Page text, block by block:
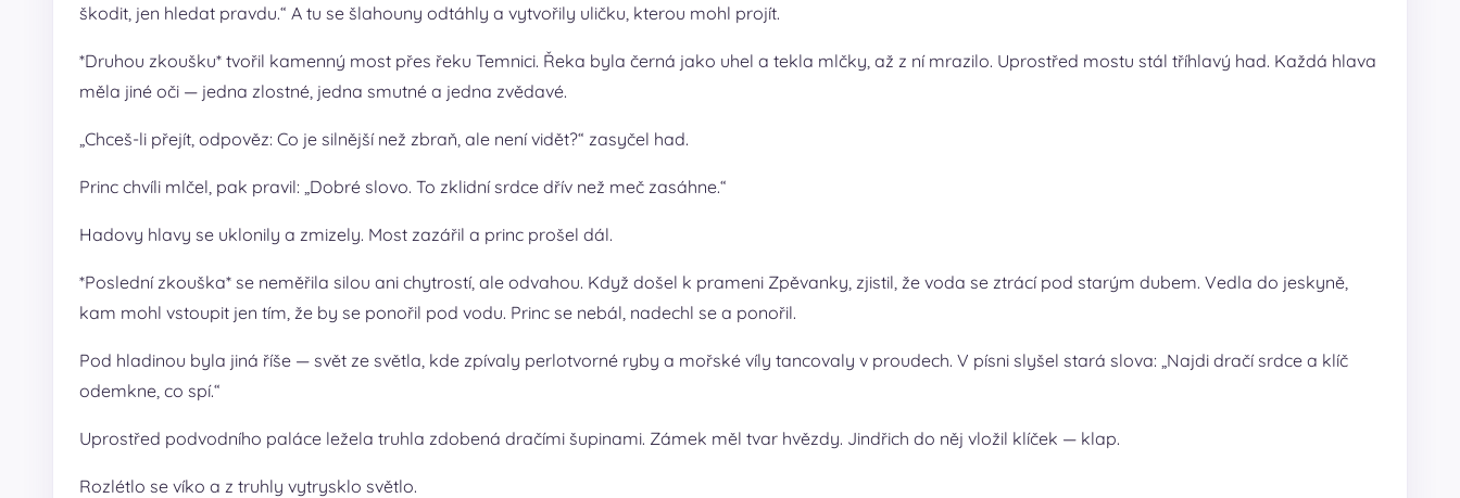
škodit, jen hledat pravdu.“ A tu se šlahouny odtáhly a vytvořily uličku, kterou mohl projít.
*Druhou zkoušku* tvořil kamenný most přes řeku Temnici. Řeka byla černá jako uhel a tekla mlčky, až z ní mrazilo. Uprostřed mostu stál tříhlavý had. Každá hlava
měla jiné oči — jedna zlostné, jedna smutné a jedna zvědavé.
„Chceš-li přejít, odpověz: Co je silnější než zbraň, ale není vidět?“ zasyčel had.
Princ chvíli mlčel, pak pravil: „Dobré slovo. To zklidní srdce dřív než meč zasáhne.“
Hadovy hlavy se uklonily a zmizely. Most zazářil a princ prošel dál.
*Poslední zkouška* se neměřila silou ani chytrostí, ale odvahou. Když došel k prameni Zpěvanky, zjistil, že voda se ztrácí pod starým dubem. Vedla do jeskyně,
kam mohl vstoupit jen tím, že by se ponořil pod vodu. Princ se nebál, nadechl se a ponořil.
Pod hladinou byla jiná říše — svět ze světla, kde zpívaly perlotvorné ryby a mořské víly tancovaly v proudech. V písni slyšel stará slova: „Najdi dračí srdce a klíč
odemkne, co spí.“
Uprostřed podvodního paláce ležela truhla zdobená dračími šupinami. Zámek měl tvar hvězdy. Jindřich do něj vložil klíček — klap.
Rozlétlo se víko a z truhly vytrysklo světlo.